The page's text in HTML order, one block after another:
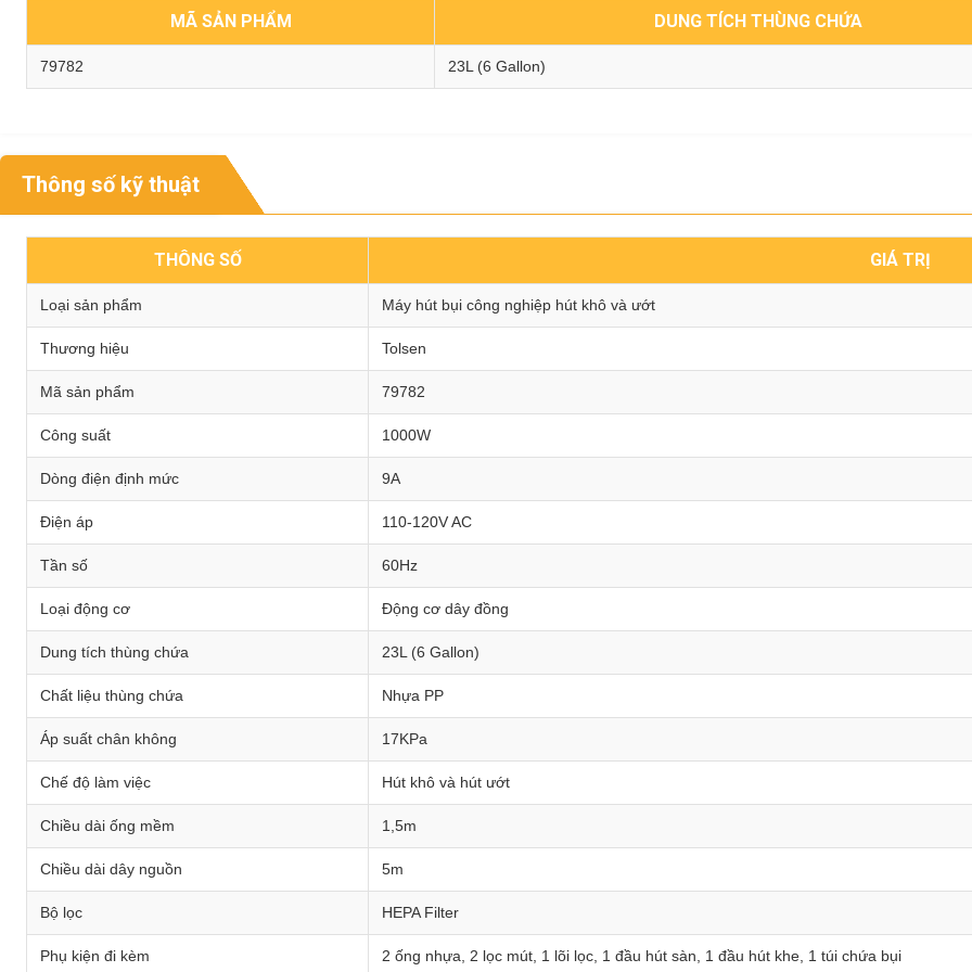
MÃ SẢN PHẨM DUNG TÍCH THÙNG CHỨA
79782 23L (6 Gallon)
Thông số kỹ thuật
THÔNG SỐ GIÁ TRỊ
Loại sản phẩm Máy hút bụi công nghiệp hút khô và ướt
Thương hiệu Tolsen
Mã sản phẩm 79782
Công suất 1000W
Dòng điện định mức 9A
Điện áp 110-120V AC
Tần số 60Hz
Loại động cơ Động cơ dây đồng
Dung tích thùng chứa 23L (6 Gallon)
Chất liệu thùng chứa Nhựa PP
Áp suất chân không 17KPa
Chế độ làm việc Hút khô và hút ướt
Chiều dài ống mềm 1,5m
Chiều dài dây nguồn 5m
Bộ lọc HEPA Filter
Phụ kiện đi kèm 2 ống nhựa, 2 lọc mút, 1 lõi lọc, 1 đầu hút sàn, 1 đầu hút khe, 1 túi chứa bụi